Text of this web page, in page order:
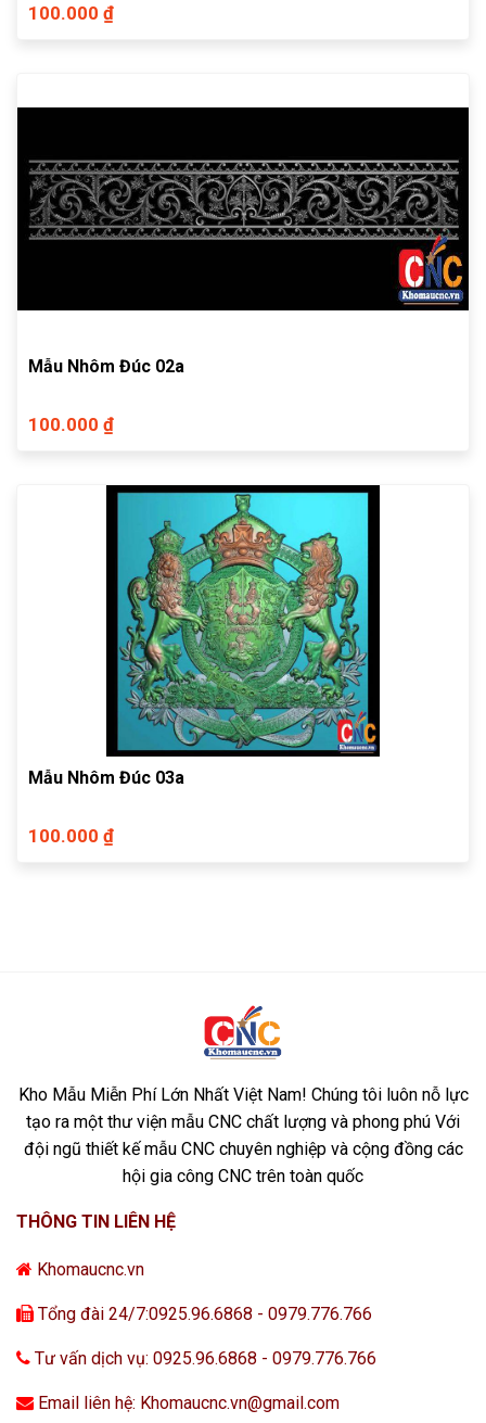
100.000 ₫
Mẫu Nhôm Đúc 02a
100.000 ₫
Mẫu Nhôm Đúc 03a
100.000 ₫
Kho Mẫu Miễn Phí Lớn Nhất Việt Nam! Chúng tôi luôn nỗ lực
tạo ra một thư viện mẫu CNC chất lượng và phong phú Với
đội ngũ thiết kế mẫu CNC chuyên nghiệp và cộng đồng các
hội gia công CNC trên toàn quốc
THÔNG TIN LIÊN HỆ
Khomaucnc.vn
Tổng đài 24/7:0925.96.6868 - 0979.776.766
Tư vấn dịch vụ: 0925.96.6868 - 0979.776.766
Email liên hệ: Khomaucnc.vn@gmail.com